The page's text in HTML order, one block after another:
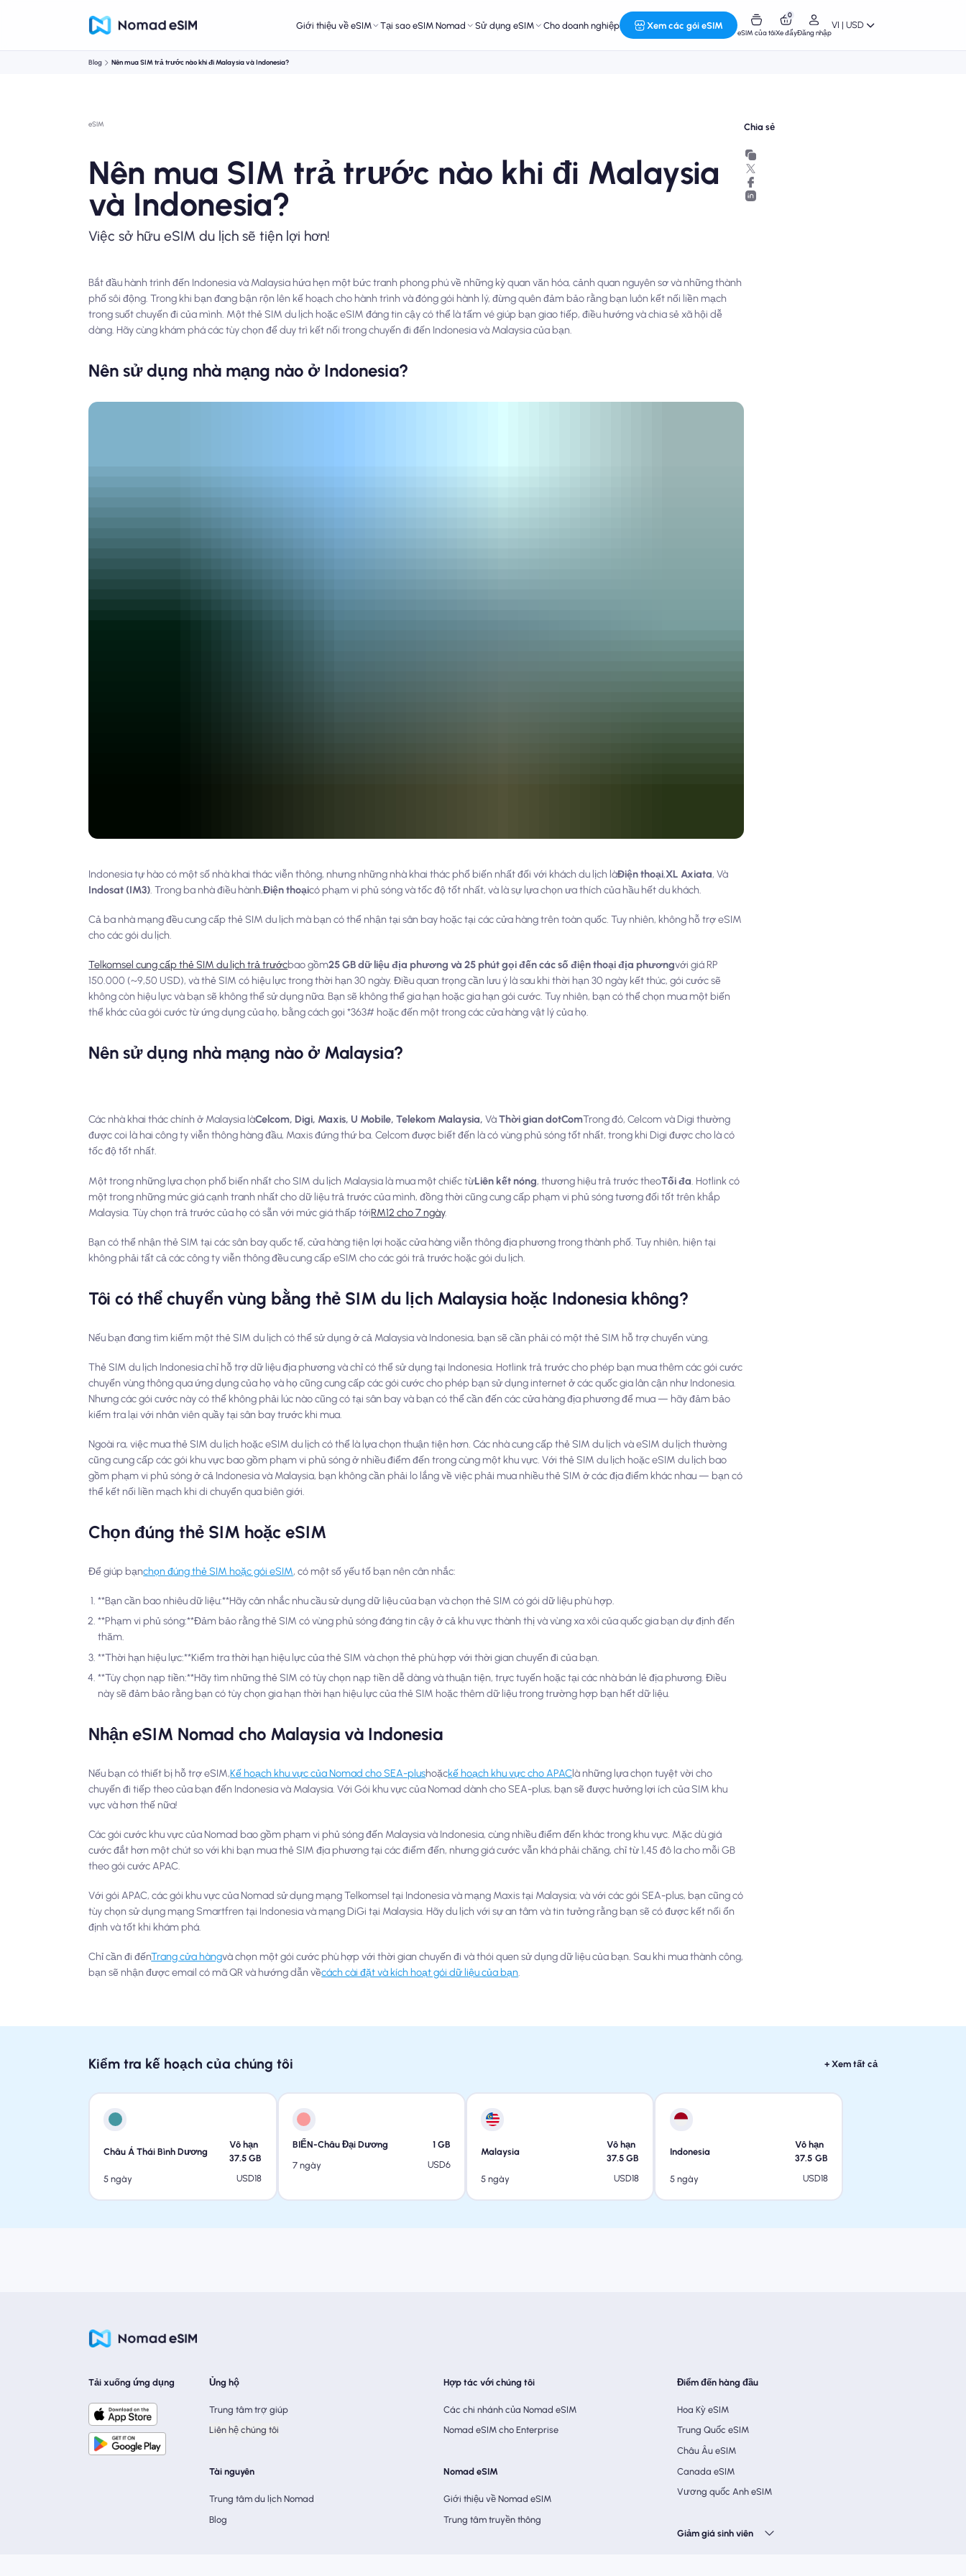
Giới thiệu về eSIM Tại sao eSIM Nomad Sử dụng eSIM Cho doanh nghiệp Xem các gói eSIM
eSIM của tôi
0
Xe đẩyĐăng nhập
VI | USD
Blog Nên mua SIM trả trước nào khi đi Malaysia và Indonesia?
eSIM
Nên mua SIM trả trước nào khi đi Malaysia
và Indonesia?
Việc sở hữu eSIM du lịch sẽ tiện lợi hơn!
Bắt đầu hành trình đến Indonesia và Malaysia hứa hẹn một bức tranh phong phú về những kỳ quan văn hóa, cảnh quan nguyên sơ và những thành
phố sôi động. Trong khi bạn đang bận rộn lên kế hoạch cho hành trình và đóng gói hành lý, đừng quên đảm bảo rằng bạn luôn kết nối liền mạch
trong suốt chuyến đi của mình. Một thẻ SIM du lịch hoặc eSIM đáng tin cậy có thể là tấm vé giúp bạn giao tiếp, điều hướng và chia sẻ xã hội dễ
dàng. Hãy cùng khám phá các tùy chọn để duy trì kết nối trong chuyến đi đến Indonesia và Malaysia của bạn.
Nên sử dụng nhà mạng nào ở Indonesia?
Indonesia tự hào có một số nhà khai thác viễn thông, nhưng những nhà khai thác phổ biến nhất đối với khách du lịch làĐiện thoại,XL Axiata, Và
Indosat (IM3). Trong ba nhà điều hành,Điện thoạicó phạm vi phủ sóng và tốc độ tốt nhất, và là sự lựa chọn ưa thích của hầu hết du khách.
Cả ba nhà mạng đều cung cấp thẻ SIM du lịch mà bạn có thể nhận tại sân bay hoặc tại các cửa hàng trên toàn quốc. Tuy nhiên, không hỗ trợ eSIM
cho các gói du lịch.
Telkomsel cung cấp thẻ SIM du lịch trả trướcbao gồm25 GB dữ liệu địa phương và 25 phút gọi đến các số điện thoại địa phươngvới giá RP
150.000 (~9,50 USD), và thẻ SIM có hiệu lực trong thời hạn 30 ngày. Điều quan trọng cần lưu ý là sau khi thời hạn 30 ngày kết thúc, gói cước sẽ
không còn hiệu lực và bạn sẽ không thể sử dụng nữa. Bạn sẽ không thể gia hạn hoặc gia hạn gói cước. Tuy nhiên, bạn có thể chọn mua một biến
thể khác của gói cước từ ứng dụng của họ, bằng cách gọi *363# hoặc đến một trong các cửa hàng vật lý của họ.
Nên sử dụng nhà mạng nào ở Malaysia?
Các nhà khai thác chính ở Malaysia làCelcom, Digi, Maxis, U Mobile, Telekom Malaysia, VàThời gian dotComTrong đó, Celcom và Digi thường
được coi là hai công ty viễn thông hàng đầu, Maxis đứng thứ ba. Celcom được biết đến là có vùng phủ sóng tốt nhất, trong khi Digi được cho là có
tốc độ tốt nhất.
Một trong những lựa chọn phổ biến nhất cho SIM du lịch Malaysia là mua một chiếc từLiên kết nóng, thương hiệu trả trước theoTối đa. Hotlink có
một trong những mức giá cạnh tranh nhất cho dữ liệu trả trước của mình, đồng thời cũng cung cấp phạm vi phủ sóng tương đối tốt trên khắp
Malaysia. Tùy chọn trả trước của họ có sẵn với mức giá thấp tớiRM12 cho 7 ngày.
Bạn có thể nhận thẻ SIM tại các sân bay quốc tế, cửa hàng tiện lợi hoặc cửa hàng viễn thông địa phương trong thành phố. Tuy nhiên, hiện tại
không phải tất cả các công ty viễn thông đều cung cấp eSIM cho các gói trả trước hoặc gói du lịch.
Tôi có thể chuyển vùng bằng thẻ SIM du lịch Malaysia hoặc Indonesia không?
Nếu bạn đang tìm kiếm một thẻ SIM du lịch có thể sử dụng ở cả Malaysia và Indonesia, bạn sẽ cần phải có một thẻ SIM hỗ trợ chuyển vùng.
Thẻ SIM du lịch Indonesia chỉ hỗ trợ dữ liệu địa phương và chỉ có thể sử dụng tại Indonesia. Hotlink trả trước cho phép bạn mua thêm các gói cước
chuyển vùng thông qua ứng dụng của họ và họ cũng cung cấp các gói cước cho phép bạn sử dụng internet ở các quốc gia lân cận như Indonesia.
Nhưng các gói cước này có thể không phải lúc nào cũng có tại sân bay và bạn có thể cần đến các cửa hàng địa phương để mua — hãy đảm bảo
kiểm tra lại với nhân viên quầy tại sân bay trước khi mua.
Ngoài ra, việc mua thẻ SIM du lịch hoặc eSIM du lịch có thể là lựa chọn thuận tiện hơn. Các nhà cung cấp thẻ SIM du lịch và eSIM du lịch thường
cũng cung cấp các gói khu vực bao gồm phạm vi phủ sóng ở nhiều điểm đến trong cùng một khu vực. Với thẻ SIM du lịch hoặc eSIM du lịch bao
gồm phạm vi phủ sóng ở cả Indonesia và Malaysia, bạn không cần phải lo lắng về việc phải mua nhiều thẻ SIM ở các địa điểm khác nhau — bạn có
thể kết nối liền mạch khi di chuyển qua biên giới.
Chọn đúng thẻ SIM hoặc eSIM
Để giúp bạnchọn đúng thẻ SIM hoặc gói eSIM, có một số yếu tố bạn nên cân nhắc:
**Bạn cần bao nhiêu dữ liệu:**Hãy cân nhắc nhu cầu sử dụng dữ liệu của bạn và chọn thẻ SIM có gói dữ liệu phù hợp.
**Phạm vi phủ sóng:**Đảm bảo rằng thẻ SIM có vùng phủ sóng đáng tin cậy ở cả khu vực thành thị và vùng xa xôi của quốc gia bạn dự định đến
thăm.
**Thời hạn hiệu lực:**Kiểm tra thời hạn hiệu lực của thẻ SIM và chọn thẻ phù hợp với thời gian chuyến đi của bạn.
**Tùy chọn nạp tiền:**Hãy tìm những thẻ SIM có tùy chọn nạp tiền dễ dàng và thuận tiện, trực tuyến hoặc tại các nhà bán lẻ địa phương. Điều
này sẽ đảm bảo rằng bạn có tùy chọn gia hạn thời hạn hiệu lực của thẻ SIM hoặc thêm dữ liệu trong trường hợp bạn hết dữ liệu.
Nhận eSIM Nomad cho Malaysia và Indonesia
Nếu bạn có thiết bị hỗ trợ eSIM,Kế hoạch khu vực của Nomad cho SEA-plushoặckế hoạch khu vực cho APAClà những lựa chọn tuyệt vời cho
chuyến đi tiếp theo của bạn đến Indonesia và Malaysia. Với Gói khu vực của Nomad dành cho SEA-plus, bạn sẽ được hưởng lợi ích của SIM khu
vực và hơn thế nữa!
Các gói cước khu vực của Nomad bao gồm phạm vi phủ sóng đến Malaysia và Indonesia, cùng nhiều điểm đến khác trong khu vực. Mặc dù giá
cước đắt hơn một chút so với khi bạn mua thẻ SIM địa phương tại các điểm đến, nhưng giá cước vẫn khá phải chăng, chỉ từ 1,45 đô la cho mỗi GB
theo gói cước APAC.
Với gói APAC, các gói khu vực của Nomad sử dụng mạng Telkomsel tại Indonesia và mạng Maxis tại Malaysia; và với các gói SEA-plus, bạn cũng có
tùy chọn sử dụng mạng Smartfren tại Indonesia và mạng DiGi tại Malaysia. Hãy du lịch với sự an tâm và tin tưởng rằng bạn sẽ có được kết nối ổn
định và tốt khi khám phá.
Chỉ cần đi đếnTrang cửa hàngvà chọn một gói cước phù hợp với thời gian chuyến đi và thói quen sử dụng dữ liệu của bạn. Sau khi mua thành công,
bạn sẽ nhận được email có mã QR và hướng dẫn vềcách cài đặt và kích hoạt gói dữ liệu của bạn.
Chia sẻ
Kiểm tra kế hoạch của chúng tôi + Xem tất cả
Châu Á Thái Bình Dương
Vô hạn
37.5 GB
5 ngày
USD18
BIỂN-Châu Đại Dương 1 GB
7 ngày
USD6
Malaysia
Vô hạn
37.5 GB
5 ngày
USD18
Indonesia
Vô hạn
37.5 GB
5 ngày
USD18
Tải xuống ứng dụng Ủng hộ
Trung tâm trợ giúp
Liên hệ chúng tôi
Tài nguyên
Trung tâm du lịch Nomad
Blog
Hợp tác với chúng tôi
Các chi nhánh của Nomad eSIM
Nomad eSIM cho Enterprise
Nomad eSIM
Giới thiệu về Nomad eSIM
Trung tâm truyền thông
Điểm đến hàng đầu
Hoa Kỳ eSIM
Trung Quốc eSIM
Châu Âu eSIM
Canada eSIM
Vương quốc Anh eSIM
Giảm giá sinh viên